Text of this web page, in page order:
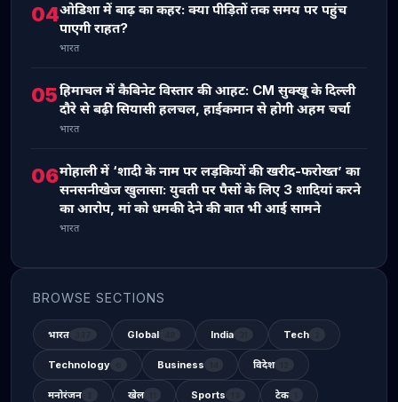
04ओडिशा में बाढ़ का कहर: क्या पीड़ितों तक समय पर पहुंच
पाएगी राहत?
भारत
05हिमाचल में कैबिनेट विस्तार की आहट: CM सुक्खू के दिल्ली
दौरे से बढ़ी सियासी हलचल, हाईकमान से होगी अहम चर्चा
भारत
06मोहाली में ‘शादी के नाम पर लड़कियों की खरीद-फरोख्त’ का
सनसनीखेज खुलासा: युवती पर पैसों के लिए 3 शादियां करने
का आरोप, मां को धमकी देने की बात भी आई सामने
भारत
BROWSE SECTIONS
भारत Global India Tech
Technology Business विदेश
मनोरंजन खेल Sports टेक